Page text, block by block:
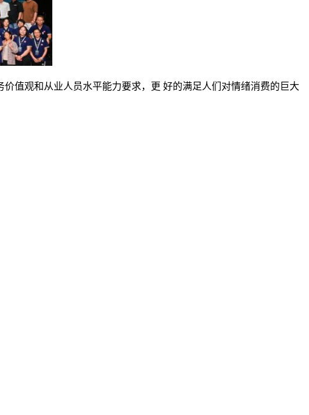
值观和从业人员水平能力要求，更 好的满足人们对情绪消费的巨大